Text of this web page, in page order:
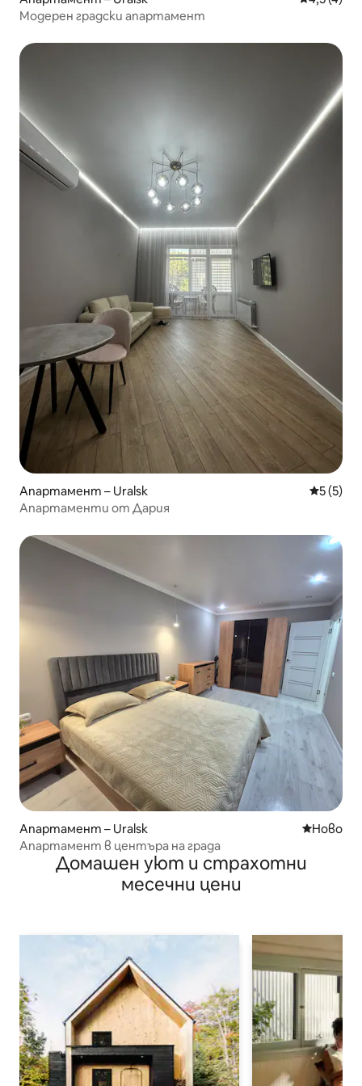
Модерен градски апартамент
Апартамент – Uralsk Средна
5 (5)
Апартаменти от Дария
Апартамент – Uralsk Ново
Ново
Апартамент в центъра на града
Домашен уют и страхотни
месечни цени